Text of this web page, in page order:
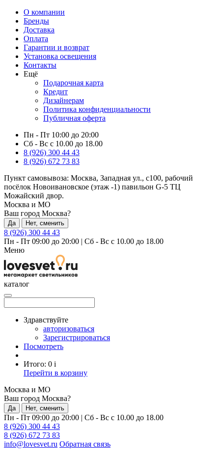
О компании
Бренды
Доставка
Оплата
Гарантии и возврат
Установка освещения
Контакты
Ещё
Подарочная карта
Кредит
Дизайнерам
Политика конфиденциальности
Публичная оферта
Пн - Пт 10:00 до 20:00
Сб - Вс с 10.00 до 18.00
8 (926) 300 44 43
8 (926) 672 73 83
Пункт самовывоза: Москва, Западная ул., с100, рабочий
посёлок Новоивановское (этаж -1) павильон G-5 ТЦ
Можайский двор.
Москва и МО
Ваш город Москва?
Да Нет, сменить
8 (926) 300 44 43
Пн - Пт 09:00 до 20:00 | Сб - Вс с 10.00 до 18.00
Меню
каталог
Здравствуйте
авторизоваться
Зарегистрироваться
Посмотреть
Итого: 0 i
Перейти в корзину
Москва и МО
Ваш город Москва?
Да Нет, сменить
Пн - Пт 09:00 до 20:00 | Сб - Вс с 10.00 до 18.00
8 (926) 300 44 43
8 (926) 672 73 83
info@lovesvet.ru Обратная связь